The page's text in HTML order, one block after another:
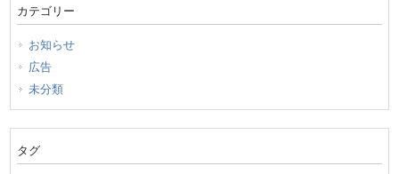
カテゴリー
お知らせ
広告
未分類
タグ